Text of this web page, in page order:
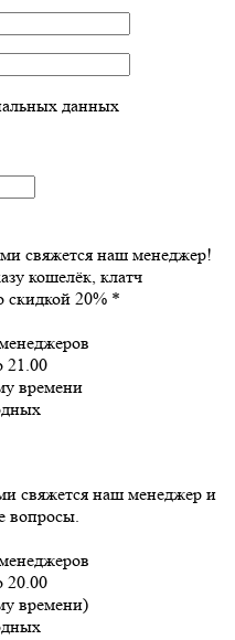
данных
свяжется наш менеджер!
кошелёк, клатч
скидкой 20% *
21.00
времени
свяжется наш менеджер и
вопросы.
20.00
времени)